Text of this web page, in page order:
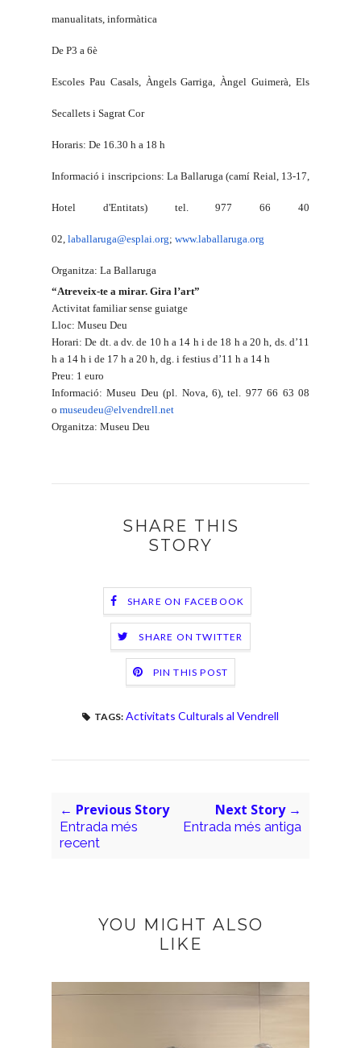
manualitats, informàtica
De P3 a 6è
Escoles Pau Casals, Àngels Garriga, Àngel Guimerà, Els
Secallets i Sagrat Cor
Horaris: De 16.30 h a 18 h
Informació i inscripcions: La Ballaruga (camí Reial, 13-17,
Hotel d'Entitats) tel. 977 66 40
02, laballaruga@esplai.org; www.laballaruga.org
Organitza: La Ballaruga
“Atreveix-te a mirar. Gira l’art”
Activitat familiar sense guiatge
Lloc: Museu Deu
Horari: De dt. a dv. de 10 h a 14 h i de 18 h a 20 h, ds. d’11
h a 14 h i de 17 h a 20 h, dg. i festius d’11 h a 14 h
Preu: 1 euro
Informació: Museu Deu (pl. Nova, 6), tel. 977 66 63 08
o museudeu@elvendrell.net
Organitza: Museu Deu
SHARE THIS
STORY
SHARE ON FACEBOOK
SHARE ON TWITTER
PIN THIS POST
TAGS: Activitats Culturals al Vendrell
← Previous Story
Entrada més
recent
Next Story →
Entrada més antiga
YOU MIGHT ALSO
LIKE